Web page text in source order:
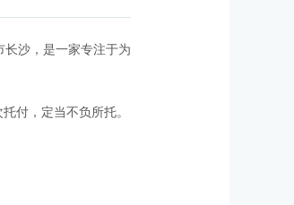
沙， 是一家专注于为
付，定当不负所托。